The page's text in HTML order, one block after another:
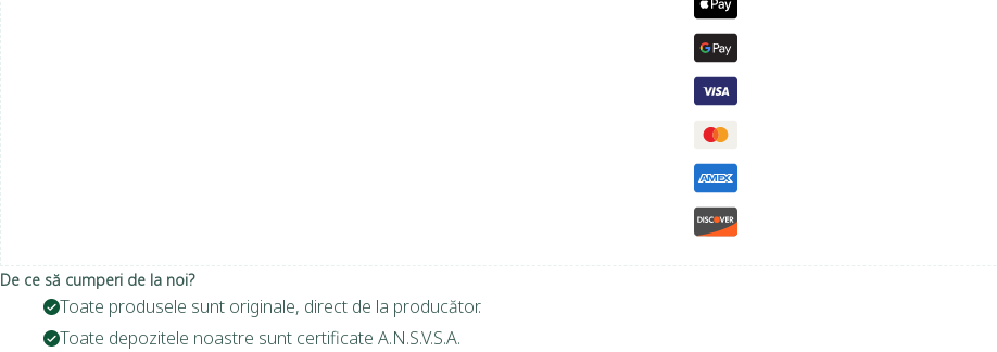
De ce să cumperi de la noi?
Toate produsele sunt originale, direct de la producător.
Toate depozitele noastre sunt certificate A.N.S.V.S.A.